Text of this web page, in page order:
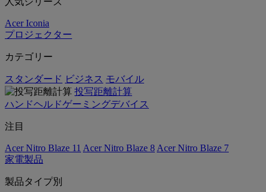
Acer Iconia
プロジェクター
カテゴリー
スタンダード ビジネス モバイル
投写距離計算
ハンドヘルドゲーミングデバイス
注目
Acer Nitro Blaze 11 Acer Nitro Blaze 8 Acer Nitro Blaze 7
家電製品
製品タイプ別